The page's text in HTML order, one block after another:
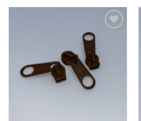
Auf die
Wunschliste